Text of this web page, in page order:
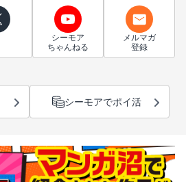
シーモア
ちゃんねる
メルマガ
登録
シーモアでポイ活